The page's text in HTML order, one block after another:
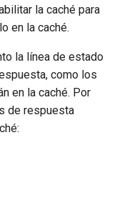
la caché para
en la caché.
la línea de estado
como los
en la caché. Por
de respuesta